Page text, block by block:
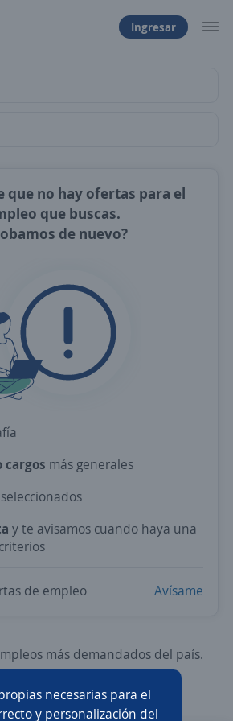
necesarias para el
y personalización del
Ingresar
que no hay ofertas para el
que buscas.
de nuevo?
cargos más generales
y te avisamos cuando haya una
de empleo Avísame
más demandados del país.
Auxiliar de almacén